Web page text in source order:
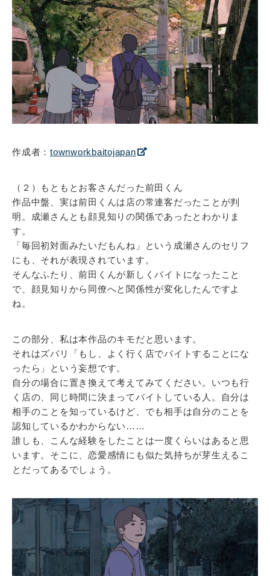
作成者： townworkbaitojapan
（２）もともとお客さんだった前田くん
作品中盤、実は前田くんは店の常連客だったことが判
明。成瀬さんとも顔見知りの関係であったとわかりま
す。
「毎回初対面みたいだもんね」という成瀬さんのセリフ
にも、それが表現されています。
そんなふたり、前田くんが新しくバイトになったこと
で、顔見知りから同僚へと関係性が変化したんですよ
ね。
この部分、私は本作品のキモだと思います。
それはズバリ「もし、よく行く店でバイトすることにな
ったら」という妄想です。
自分の場合に置き換えて考えてみてください。いつも行
く店の、同じ時間に決まってバイトしている人。自分は
相手のことを知っているけど、でも相手は自分のことを
認知しているかわからない……
誰しも、こんな経験をしたことは一度くらいはあると思
います。そこに、恋愛感情にも似た気持ちが芽生えるこ
とだってあるでしょう。